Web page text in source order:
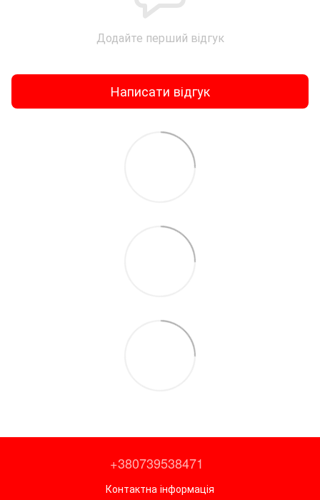
Додайте перший відгук
Написати відгук
+380739538471
Контактна інформація